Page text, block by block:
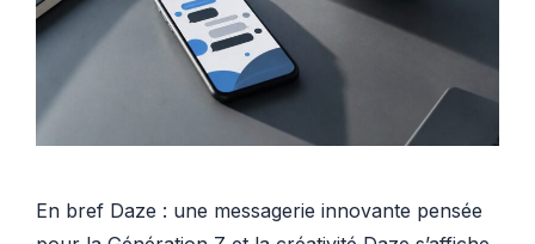
En bref Daze : une messagerie innovante pensée